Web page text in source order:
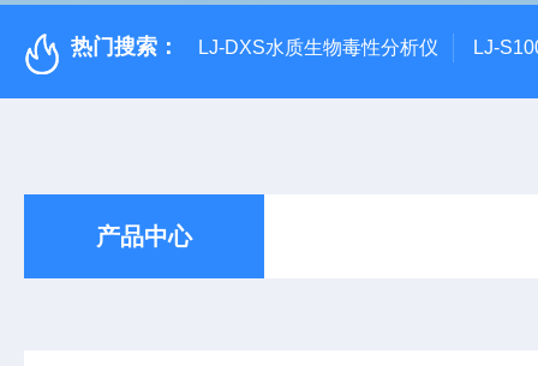
热门搜索： LJ-DXS水质生物毒性分析仪 LJ-
产品中心